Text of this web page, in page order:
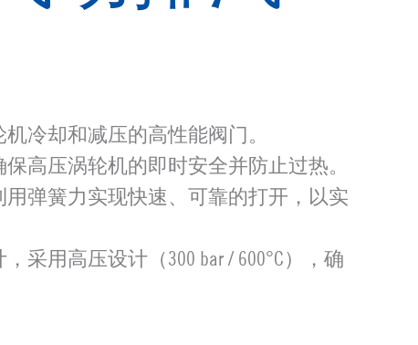
冷却和减压的高性能阀门。
高压涡轮机的即时安全并防止过热。
弹簧力实现快速、可靠的打开，以实
采用高压设计（300 bar / 600°C），确